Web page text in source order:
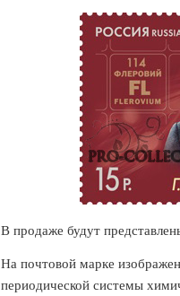
В продаже будут
На почтовой марке
периодической системы